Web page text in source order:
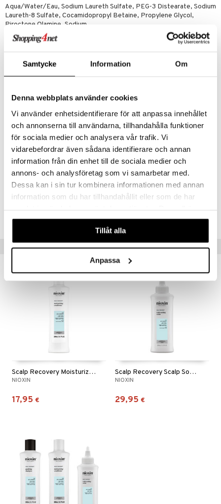
Samtycke Information Om
Denna webbplats använder cookies
Vi använder enhetsidentifierare för att anpassa innehållet
och annonserna till användarna, tillhandahålla funktioner
för sociala medier och analysera vår trafik. Vi
vidarebefordrar även sådana identifierare och annan
information från din enhet till de sociala medier och
annons- och analysföretag som vi samarbetar med.
Dessa kan i sin tur kombinera informationen med annan
information som du har tillhandahållit eller som de har
våra cookies vid fortsatt användande av vår webbplats.
Tillåt alla
Anpassa
Aqua/Water/Eau, Sodium Laureth Sulfate, PEG-3 Distearate, Sodium
Laureth-8 Sulfate, Cocamidopropyl Betaine, Propylene Glycol,
Piroctone Olamine, Sodium
Chloride, Phenoxyethanol, Citric Acid, Magnesium Laureth Sulfate,
Magnesium Laureth-8 Sulfate, Sodium Oleth Sulfate, Sodium
Mentha Piperita (Peppermint) Oil, Mentha Arvensis Leaf Oil,
Magnesium Oleth Sulfate, Polyquaternium-10, Benzoic Acid,
Ethylhexylglycerin, Linalool, Hexyl
Extract/Yeast Extract/Extrait de levure, Lecithin, Biotin, Panthenol,
Niacinamide, Tocopheryl
Acetate, Ethoxydiglycol, Maltodextrin, Methylparaben, Glucose,
Propylparaben, Tocopherol, Lactic Acid, Salvia Ocinalis (Sage) Leaf
Extract, Achillea Millefolium Extract, Betula Alba Leaf Extract,
Rosmarinus Ocinalis (Rosemary) Leaf Extract, Equisetum Arvense
Extract, Potassium Sorbate,
Acid.
Tuotenumero
Vinkkejä sinulle
Scalp Recovery Moisturizing Conditioner
NIOXIN
17,95 €
Scalp Recovery Scalp Soothing Serum
NIOXIN
29,95 €